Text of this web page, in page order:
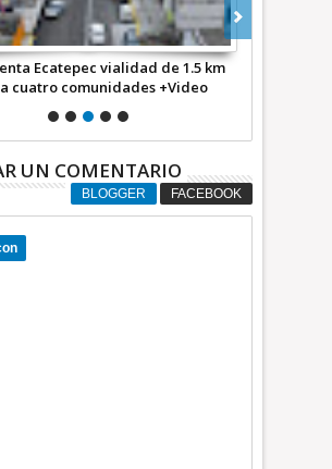
Ecatepec vialidad de 1.5 km
cuatro comunidades +Video
UN COMENTARIO
BLOGGER FACEBOOK